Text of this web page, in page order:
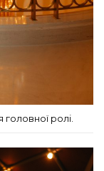
ролі.